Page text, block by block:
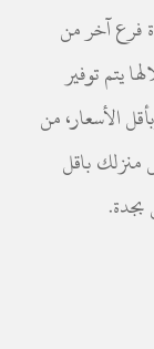
فرع آخر من
يتم توفير
الأسعار، من
باقل